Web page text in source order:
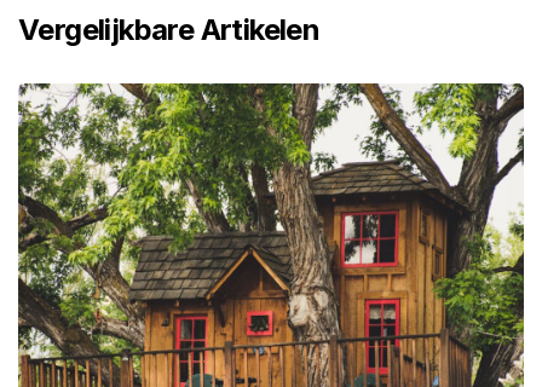
Vergelijkbare Artikelen